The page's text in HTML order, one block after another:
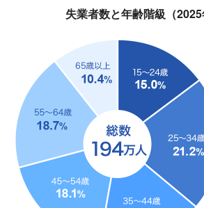
失業者数と年齢階級（2025